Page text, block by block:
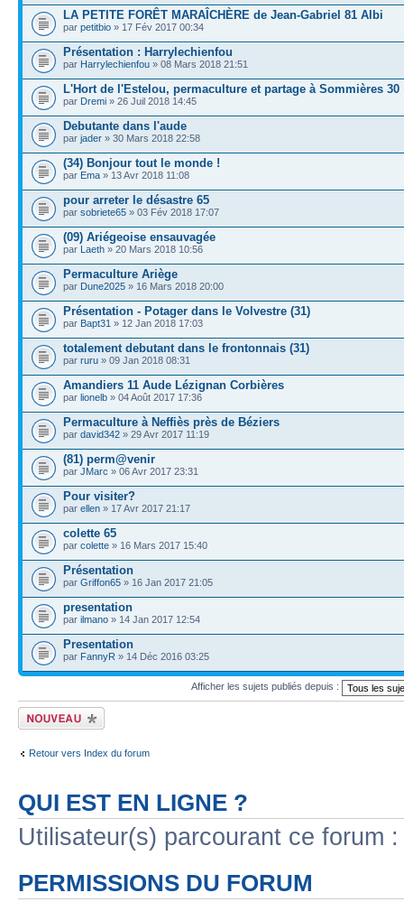
LA PETITE FORÊT MARAÎCHÈRE de Jean-Gabriel 81 Albi
par petitbio » 17 Fév 2017 00:34
Présentation : Harrylechienfou
par Harrylechienfou » 08 Mars 2018 21:51
L'Hort de l'Estelou, permaculture et partage à Sommières 30
par Dremi » 26 Juil 2018 14:45
Debutante dans l'aude
par jader » 30 Mars 2018 22:58
(34) Bonjour tout le monde !
par Ema » 13 Avr 2018 11:08
pour arreter le désastre 65
par sobriete65 » 03 Fév 2018 17:07
(09) Ariégeoise ensauvagée
par Laeth » 20 Mars 2018 10:56
Permaculture Ariège
par Dune2025 » 16 Mars 2018 20:00
Présentation - Potager dans le Volvestre (31)
par Bapt31 » 12 Jan 2018 17:03
totalement debutant dans le frontonnais (31)
par ruru » 09 Jan 2018 08:31
Amandiers 11 Aude Lézignan Corbières
par lionelb » 04 Août 2017 17:36
Permaculture à Neffiès près de Béziers
par david342 » 29 Avr 2017 11:19
(81) perm@venir
par JMarc » 06 Avr 2017 23:31
Pour visiter?
par ellen » 17 Avr 2017 21:17
colette 65
par colette » 16 Mars 2017 15:40
Présentation
par Griffon65 » 16 Jan 2017 21:05
presentation
par ilmano » 14 Jan 2017 12:54
Presentation
par FannyR » 14 Déc 2016 03:25
Afficher les sujets publiés depuis :
Publier un nouveau
sujet
Retour vers Index du forum
QUI EST EN LIGNE ?
Utilisateur(s) parcourant ce forum
PERMISSIONS DU FORUM